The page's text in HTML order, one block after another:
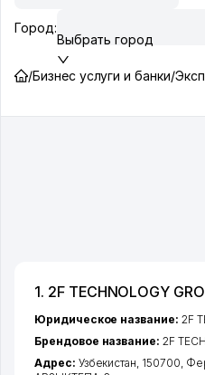
Город:
Выбрать город
/Бизнес услуги и банки/
1. 2F TECHNOLOGY
Юридическое название: 2F
Брендовое название: 2F
Адрес: Узбекистан, 150700,